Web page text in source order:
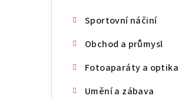
Sportovní náčiní
Obchod a průmysl
Fotoaparáty a optika
Umění a zábava